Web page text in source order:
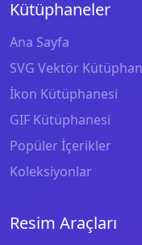
Kütüphaneler
Ana Sayfa
SVG Vektör
İkon Kütüphanesi
GIF Kütüphanesi
Popüler İçerikler
Koleksiyonlar
Resim Araçları